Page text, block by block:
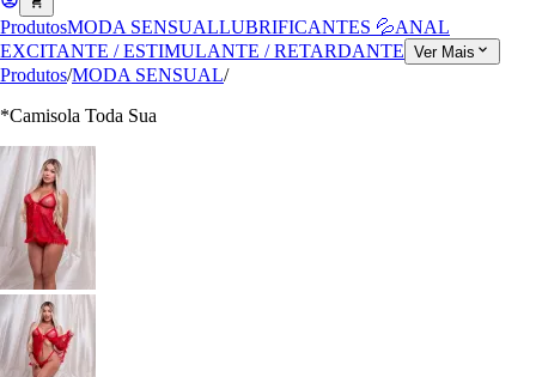
ProdutosMODA SENSUALLUBRIFICANTES 💦ANAL
EXCITANTE / ESTIMULANTE / RETARDANTE Ver Mais
Produtos/MODA SENSUAL/
*Camisola Toda Sua